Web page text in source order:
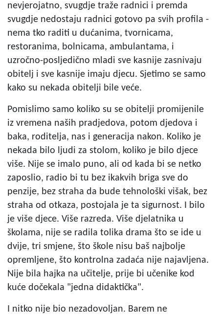
nevjerojatno, svugdje traže radnici i premda
svugdje nedostaju radnici gotovo pa svih profila -
nema tko raditi u dućanima, tvornicama,
restoranima, bolnicama, ambulantama, i
uzročno-posljedično mladi sve kasnije zasnivaju
obitelj i sve kasnije imaju djecu. Sjetimo se samo
kako su nekada obitelji bile veće.
Pomislimo samo koliko su se obitelji promijenile
iz vremena naših pradjedova, potom djedova i
baka, roditelja, nas i generacija nakon. Koliko je
nekada bilo ljudi za stolom, koliko je bilo djece
više. Nije se imalo puno, ali od kada bi se netko
zaposlio, radio bi tu bez ikakvih briga sve do
penzije, bez straha da bude tehnološki višak, bez
straha od otkaza, postojala je ta sigurnost. I bilo
je više djece. Više razreda. Više djelatnika u
školama, nije se radila tolika drama što se ide u
dvije, tri smjene, što škole nisu baš najbolje
opremljene, što kontrolna zadaća nije najavljena.
Nije bila hajka na učitelje, prije bi učenike kod
kuće dočekala "jedna didaktička".
I nitko nije bio nezadovoljan. Barem ne